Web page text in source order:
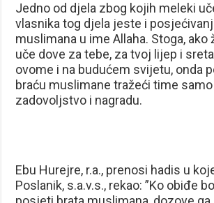
Jedno od djela zbog kojih meleki
vlasnika tog djela jeste i
muslimana u ime Allaha. Stoga, ako
uče dove za tebe, za tvoj lijep i
ovome i na budućem svijetu, onda
braću muslimane tražeći time
zadovoljstvo i nagradu.
Ebu Hurejre, r.a., prenosi hadis u
Poslanik, s.a.v.s., rekao: ”Ko obiđe